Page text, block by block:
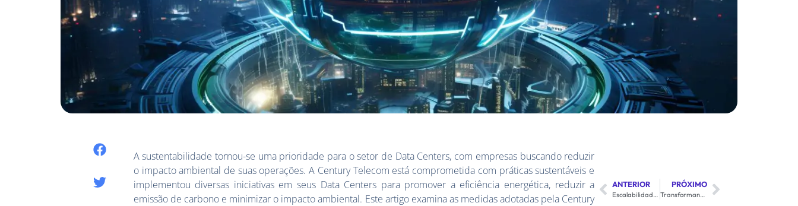
A sustentabilidade tornou-se uma prioridade para o setor de Data Centers, com empresas buscando reduzir
o impacto ambiental de suas operações. A Century Telecom está comprometida com práticas sustentáveis e
implementou diversas iniciativas em seus Data Centers para promover a eficiência energética, reduzir a
emissão de carbono e minimizar o impacto ambiental. Este artigo examina as medidas adotadas pela Century
ANTERIOR
Escalabilidade e Agilidade: Alavancando o Crescimento com o Data Center da Century
PRÓXIMO
Transformando a Gestão de TI com Outsourcing: Benefícios para Empresas